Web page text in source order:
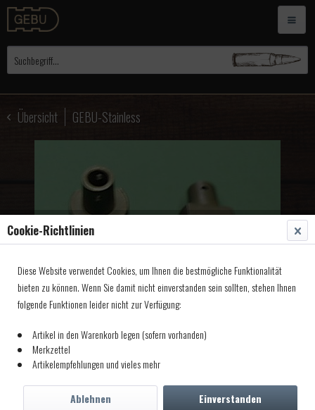
Übersicht GEBU-Stainless
.313x18 kleines ZH 6,4mm
Cookie-Richtlinien
Diese Website verwendet Cookies, um Ihnen die bestmögliche Funktionalität
bieten zu können. Wenn Sie damit nicht einverstanden sein sollten, stehen Ihnen
folgende Funktionen leider nicht zur Verfügung:
Artikel in den Warenkorb legen (sofern vorhanden)
Merkzettel
Artikelempfehlungen und vieles mehr
Einverstanden
Ablehnen